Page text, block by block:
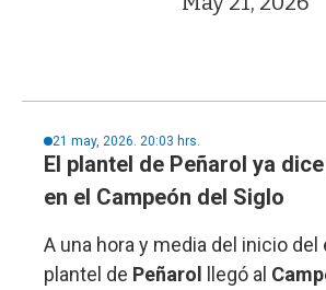
21 may, 2026. 20:03 hrs.
El plantel de Peñarol ya
en el Campeón del Siglo
A una hora y media del inicio del
plantel de Peñarol llegó al